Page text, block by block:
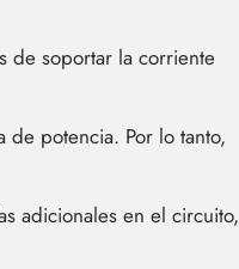
de soportar la corriente
potencia. Por lo tanto,
adicionales en el circuito,